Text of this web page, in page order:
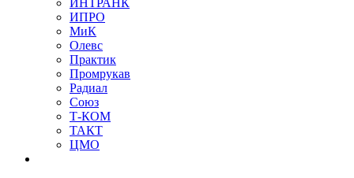
ИНТРАНК
ИПРО
МиК
Олевс
Практик
Промрукав
Радиал
Союз
Т-КОМ
ТАКТ
ЦМО